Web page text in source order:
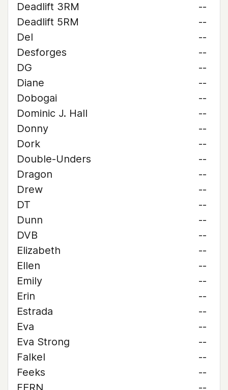
Deadlift 3RM
--
Deadlift 5RM
--
Del
--
Desforges
--
DG
--
Diane
--
Dobogai
--
Dominic J. Hall
--
Donny
--
Dork
--
Double-Unders
--
Dragon
--
Drew
--
DT
--
Dunn
--
DVB
--
Elizabeth
--
Ellen
--
Emily
--
Erin
--
Estrada
--
Eva
--
Eva Strong
--
Falkel
--
Feeks
--
FERN
--